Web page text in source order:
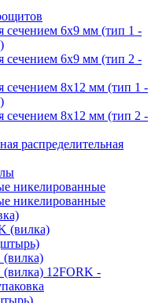
6х9 мм (тип 1 -
6х9 мм (тип 2 -
8х12 мм (тип 1 -
8х12 мм (тип 2 -
распределительная
никелированные
никелированные
(вилка)
12FORK -